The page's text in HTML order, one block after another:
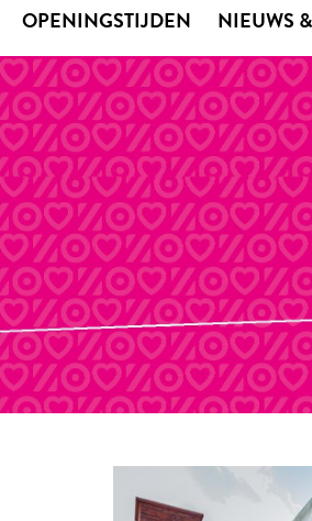
OPENINGSTIJDEN NIEUWS